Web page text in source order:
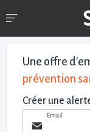
Une offre
prévention
Créer une
Email